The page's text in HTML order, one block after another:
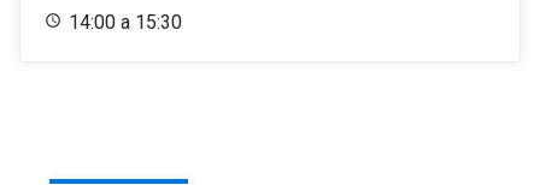
14:00 a 15:30